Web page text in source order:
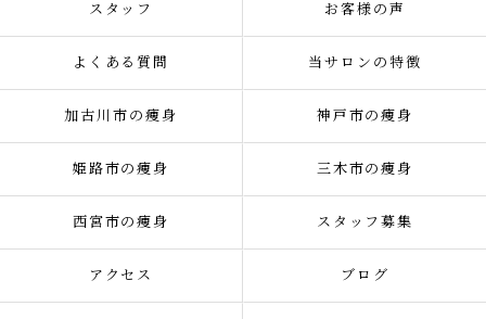
スタッフ お客様の声
よくある質問 当サロンの特徴
加古川市の痩身 神戸市の痩身
姫路市の痩身 三木市の痩身
西宮市の痩身 スタッフ募集
アクセス ブログ